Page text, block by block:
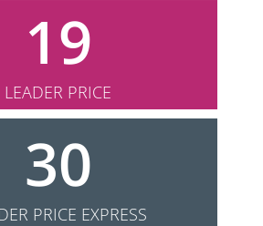
19
LEADER PRICE
30
PRICE EXPRESS